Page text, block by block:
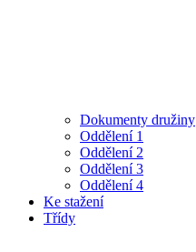
Dokumenty družiny
Oddělení 1
Oddělení 2
Oddělení 3
Oddělení 4
Ke stažení
Třídy